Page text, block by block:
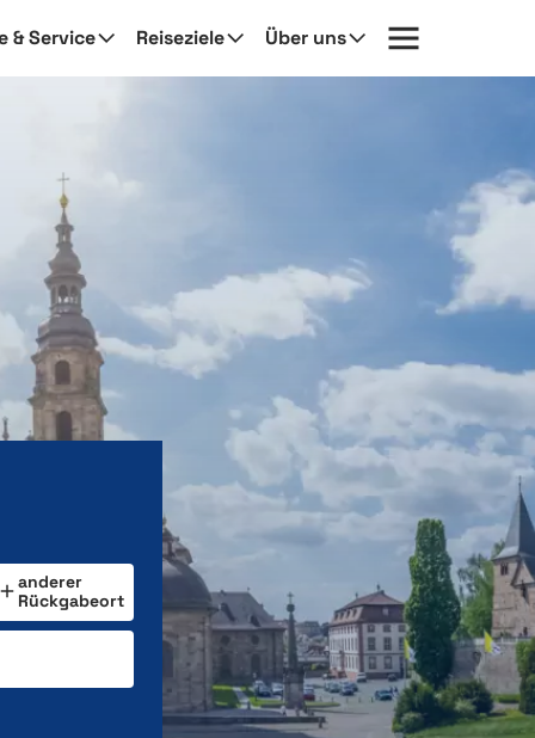
& Service Reiseziele Über uns
anderer
Rückgabeort